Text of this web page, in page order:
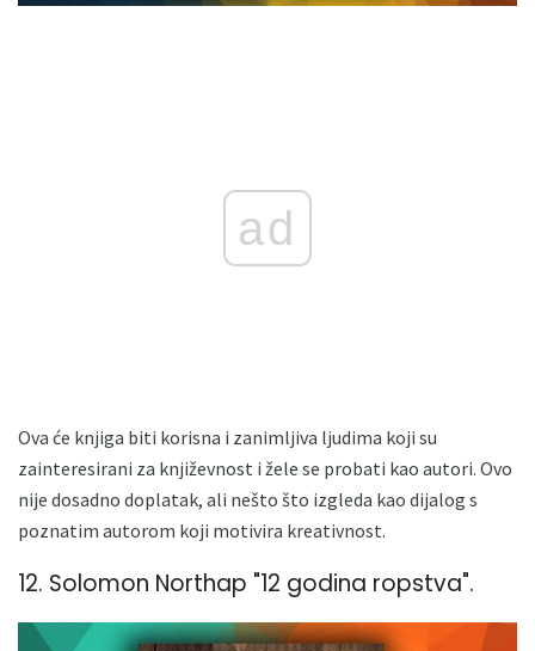
ad
Ova će knjiga biti korisna i zanimljiva ljudima koji su
zainteresirani za književnost i žele se probati kao autori. Ovo
nije dosadno doplatak, ali nešto što izgleda kao dijalog s
poznatim autorom koji motivira kreativnost.
12. Solomon Northap "12 godina ropstva".